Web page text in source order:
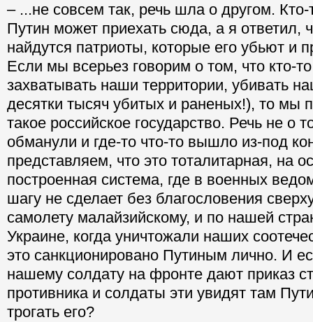
– ...не совсем так, речь шла о другом. Кто-
Путин может приехать сюда, а я ответил,
найдутся патриоты, которые его убьют и
Если мы всерьез говорим о том, что кто-
захватывать наши территории, убивать
десятки тысяч убитых и раненых!), то мы
такое российское государство. Речь не о
обманули и где-то что-то вышло из-под
представляем, что это тоталитарная, на
построенная система, где в военных
шагу не сделает без благословения
самолету малайзийскому, и по нашей
Украине, когда уничтожали наших
это санкционировано Путиным лично. И
нашему солдату на фронте дают приказ
противника и солдаты эти увидят там
трогать его?